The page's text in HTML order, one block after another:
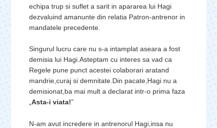
echipa trup si suflet a sarit in apararea lui Hagi
dezvaluind amanunte din relatia Patron-antrenor in
mandatele precedente.
Singurul lucru care nu s-a intamplat aseara a fost
demisia lui Hagi.Asteptam cu interes sa vad ca
Regele pune punct acestei colaborari aratand
mandrie,curaj si demnitate.Din pacate,Hagi nu a
demisionat,ba mai mult a declarat intr-o prima faza
„Asta-i viata!”
N-am avut incredere in antrenorul Hagi,insa nu